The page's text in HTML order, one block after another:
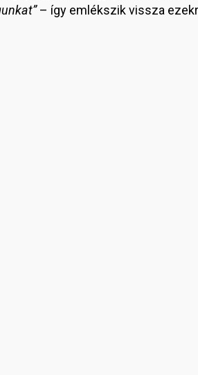
– így emlékszik vissza